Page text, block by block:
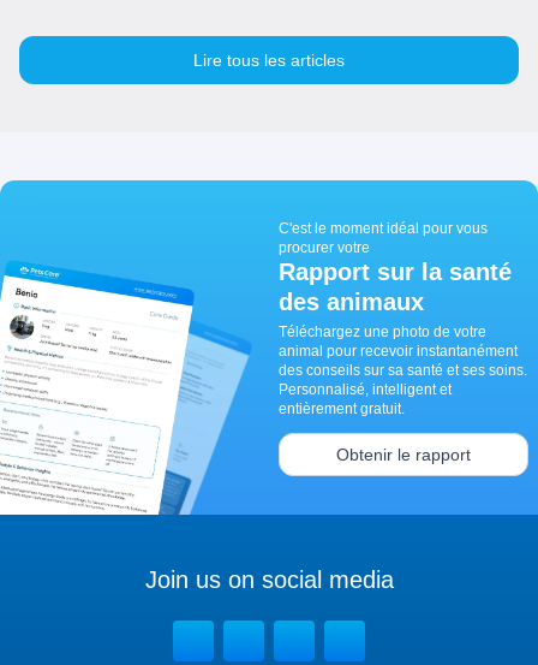
Lire tous les articles
C'est le moment idéal pour vous
procurer votre
Rapport sur la santé
des animaux
Téléchargez une photo de votre
animal pour recevoir instantanément
des conseils sur sa santé et ses soins.
Personnalisé, intelligent et
entièrement gratuit.
Obtenir le rapport
Join us on social media